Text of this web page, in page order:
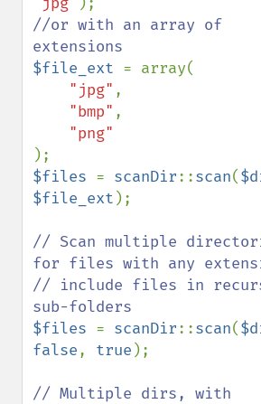
//or with an array of
$file_ext = array(
"jpg" ,
"bmp" ,
$files = scanDir::scan(
$file_ext );
// Scan multiple
for files with any
// include files in
$files = scanDir::scan(
false, true );
// Multiple dirs, with